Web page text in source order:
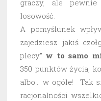
graczy, ale
losowość.
A pomyślunek
zajedziesz jakiś
plecy” w to samo
350 punktów życia,
albo… w ogóle! Tak
racjonalności